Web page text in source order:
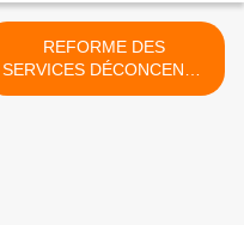
REFORME DES
SERVICES DÉCONCENTR
ES >